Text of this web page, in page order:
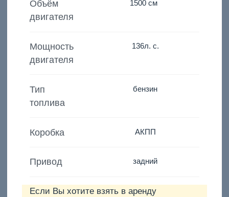
Объём
двигателя
1500 см
Мощность
двигателя
136л. с.
Тип
топлива
бензин
Коробка АКПП
Привод задний
Если Вы хотите взять в аренду